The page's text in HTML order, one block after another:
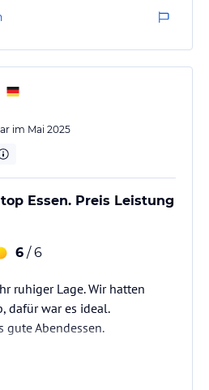
Auswahl
und auch Nachspeise-sehr
im Mai 2025
Essen. Preis Leistung
6 / 6
ruhiger Lage. Wir hatten
dafür war es ideal.
gute Abendessen.